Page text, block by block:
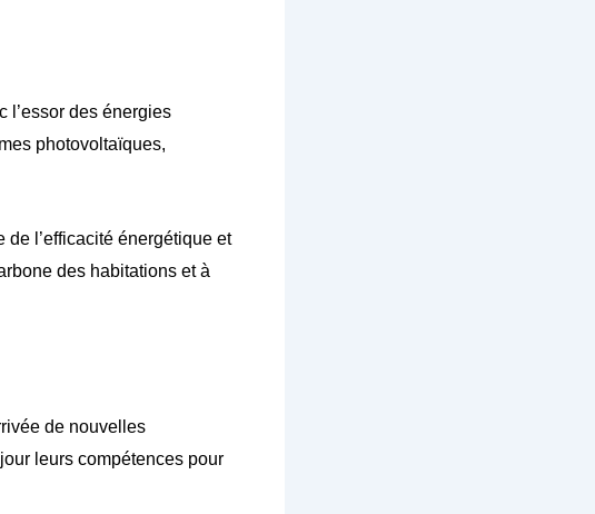
l’essor des énergies
photovoltaïques,
de l’efficacité énergétique et
des habitations et à
de nouvelles
leurs compétences pour